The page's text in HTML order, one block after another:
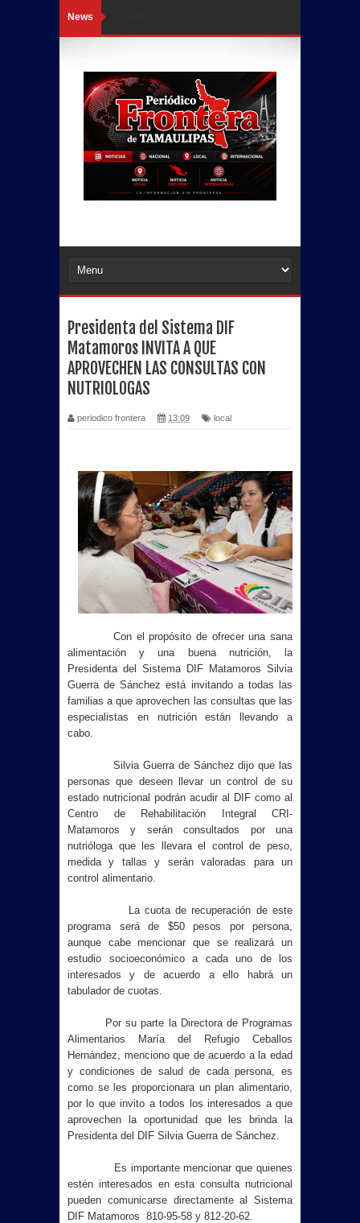
News
Presidenta del Sistema DIF
Matamoros INVITA A QUE
APROVECHEN LAS CONSULTAS CON
NUTRIOLOGAS
periodico frontera 13:09 local
Con el propósito de ofrecer una sana
alimentación y una buena nutrición, la
Presidenta del Sistema DIF Matamoros Silvia
Guerra de Sánchez está invitando a todas las
familias a que aprovechen las consultas que las
especialistas en nutrición están llevando a
cabo.
Silvia Guerra de Sánchez dijo que las
personas que deseen llevar un control de su
estado nutricional podrán acudir al DIF como al
Centro de Rehabilitación Integral CRI-
Matamoros y serán consultados por una
nutrióloga que les llevara el control de peso,
medida y tallas y serán valoradas para un
control alimentario.
La cuota de recuperación de este
programa será de $50 pesos por persona,
aunque cabe mencionar que se realizará un
estudio socioeconómico a cada uno de los
interesados y de acuerdo a ello habrá un
tabulador de cuotas.
Por su parte la Directora de Programas
Alimentarios María del Refugio Ceballos
Hernández, menciono que de acuerdo a la edad
y condiciones de salud de cada persona, es
como se les proporcionara un plan alimentario,
por lo que invito a todos los interesados a que
aprovechen la oportunidad que les brinda la
Presidenta del DIF Silvia Guerra de Sánchez.
Es importante mencionar que quienes
estén interesados en esta consulta nutricional
pueden comunicarse directamente al Sistema
DIF Matamoros 810-95-58 y 812-20-62.